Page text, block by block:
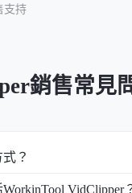
支持
銷售常見
？
VidClipper